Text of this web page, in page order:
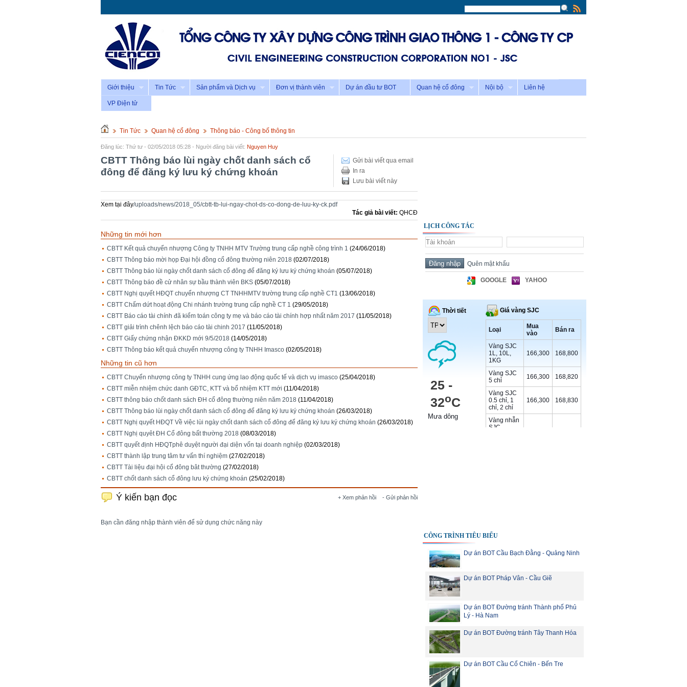
Giới thiệu Tin Tức Sản phẩm và Dịch vụ Đơn vị thành viên Dự án đầu tư BOT Quan hệ cổ đông Nội bộ Liên hệ
VP Điện tử
Tin Tức Quan hệ cổ đông Thông báo - Công bố thông tin
Đăng lúc: Thứ tư - 02/05/2018 05:28 - Người đăng bài viết: Nguyen Huy
Gửi bài viết qua email
In ra
Lưu bài viết này
CBTT Thông báo lùi ngày chốt danh sách cổ
đông để đăng ký lưu ký chứng khoán
Xem tại đây/uploads/news/2018_05/cbtt-tb-lui-ngay-chot-ds-co-dong-de-luu-ky-ck.pdf
Tác giả bài viết: QHCĐ
Những tin mới hơn
CBTT Kết quả chuyển nhượng Công ty TNHH MTV Trường trung cấp nghề công trình 1 (24/06/2018)
CBTT Thông báo mời họp Đại hội đồng cổ đông thường niên 2018 (02/07/2018)
CBTT Thông báo lùi ngày chốt danh sách cổ đông để đăng ký lưu ký chứng khoán (05/07/2018)
CBTT Thông báo đề cử nhân sự bầu thành viên BKS (05/07/2018)
CBTT Nghị quyết HĐQT chuyển nhượng CT TNHHMTV trường trung cấp nghề CT1 (13/06/2018)
CBTT Chấm dứt hoạt động Chi nhánh trường trung cấp nghề CT 1 (29/05/2018)
CBTT Báo cáo tài chính đã kiểm toán công ty mẹ và báo cáo tài chính hợp nhất năm 2017 (11/05/2018)
CBTT giải trình chênh lệch báo cáo tài chinh 2017 (11/05/2018)
CBTT Giấy chứng nhận ĐKKD mới 9/5/2018 (14/05/2018)
CBTT Thông báo kết quả chuyển nhượng công ty TNHH Imasco (02/05/2018)
Những tin cũ hơn
CBTT Chuyển nhượng công ty TNHH cung ứng lao động quốc tế và dịch vụ imasco (25/04/2018)
CBTT miễn nhiệm chức danh GĐTC, KTT và bổ nhiệm KTT mới (11/04/2018)
CBTT thông báo chốt danh sách ĐH cổ đông thường niên năm 2018 (11/04/2018)
CBTT Thông báo lùi ngày chốt danh sách cổ đông để đăng ký lưu ký chứng khoán (26/03/2018)
CBTT Nghị quyết HĐQT Về việc lùi ngày chốt danh sách cổ đông để đăng ký lưu ký chứng khoán (26/03/2018)
CBTT Nghị quyêt ĐH Cổ đông bất thường 2018 (08/03/2018)
CBTT quyết định HĐQTphê duyệt người đại diện vốn tại doanh nghiệp (02/03/2018)
CBTT thành lập trung tâm tư vấn thí nghiệm (27/02/2018)
CBTT Tài liệu đại hội cổ đông bât thường (27/02/2018)
CBTT chốt danh sách cổ đông lưu ký chứng khoán (25/02/2018)
+ Xem phản hồi - Gửi phản hồi
Ý kiến bạn đọc
Bạn cần đăng nhập thành viên để sử dụng chức năng này
LỊCH CÔNG TÁC
Quên mật khẩu
GOOGLE YAHOO
CÔNG TRÌNH TIÊU BIỂU
Dự án BOT Cầu Bạch Đằng - Quảng Ninh
Dự án BOT Pháp Vân - Cầu Giẽ
Dự án BOT Đường tránh Thành phố Phủ
Lý - Hà Nam
Dự án BOT Đường tránh Tây Thanh Hóa
Dự án BOT Cầu Cổ Chiên - Bến Tre